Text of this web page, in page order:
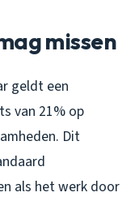
missen
geldt een
van 21% op
Dit
als het werk door